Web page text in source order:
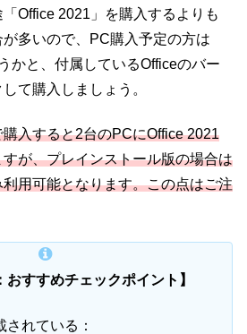
Office 2021」を購入するよりも
多いので、PC購入予定の方は
かと、付属しているOfficeのバー
て購入しましょう。
入すると2台のPCにOffice 2021
が、プレインストール版の場合は
用可能となります。この点はご注
おすすめチェックポイント】
れている：